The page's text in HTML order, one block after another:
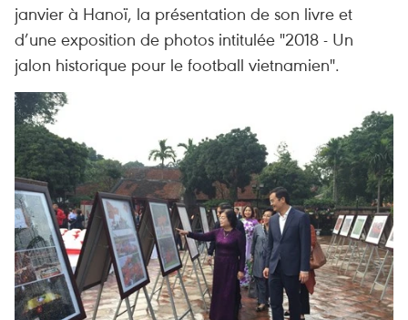
janvier à Hanoï, la présentation de son livre et
d’une exposition de photos intitulée "2018 - Un
jalon historique pour le football vietnamien".